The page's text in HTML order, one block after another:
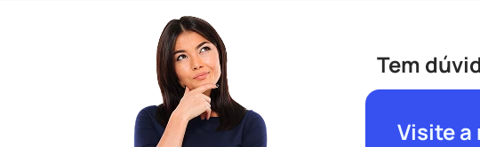
Tem
Visite a